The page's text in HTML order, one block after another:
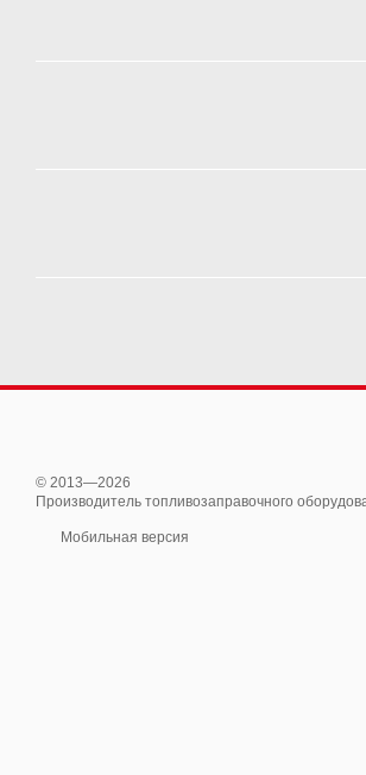
© 2013—2026
Производитель топливозаправочного
Мобильная версия